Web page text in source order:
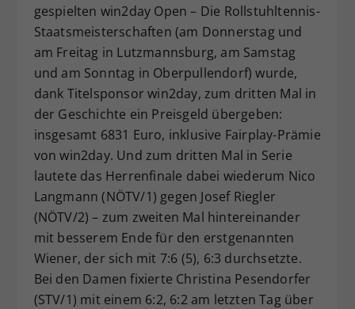
gespielten win2day Open – Die Rollstuhltennis-
Staatsmeisterschaften (am Donnerstag und
am Freitag in Lutzmannsburg, am Samstag
und am Sonntag in Oberpullendorf) wurde,
dank Titelsponsor win2day, zum dritten Mal in
der Geschichte ein Preisgeld übergeben:
insgesamt 6831 Euro, inklusive Fairplay-Prämie
von win2day. Und zum dritten Mal in Serie
lautete das Herrenfinale dabei wiederum Nico
Langmann (NÖTV/1) gegen Josef Riegler
(NÖTV/2) – zum zweiten Mal hintereinander
mit besserem Ende für den erstgenannten
Wiener, der sich mit 7:6 (5), 6:3 durchsetzte.
Bei den Damen fixierte Christina Pesendorfer
(STV/1) mit einem 6:2, 6:2 am letzten Tag über